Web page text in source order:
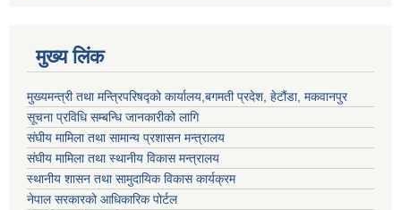
मुख्य लिंक
मुख्यमन्त्री तथा मन्त्रिपरिषद्को कार्यालय,बगमती प्रदेश, हेटौंडा, मकवानपुर
सूचना प्रविधि सम्बन्धि जानकारीको लागि
संघीय मामिला तथा सामान्य प्रशासन मन्त्रालय
संघीय मामिला तथा स्थानीय विकास मन्त्रालय
स्थानीय शासन तथा सामुदायिक विकास कार्यक्रम
नेपाल सरकारको आधिकारिक पोर्टल